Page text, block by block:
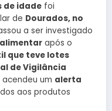
de idade foi
de Dourados, no
a ser investigado
após o
que teve lotes
de Vigilância
acendeu um alerta
aos produtos